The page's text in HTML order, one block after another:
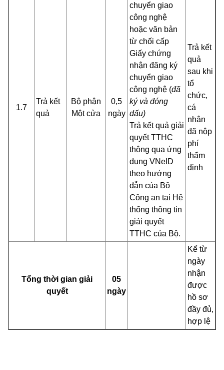
1.7
Trả kết
quả
Bộ phận
Một cửa
0,5
ngày
chuyển giao
công nghệ
hoặc văn bản
từ chối cấp
Giấy chứng
nhận đăng ký
chuyển giao
công nghệ (đã
ký và đóng
dấu)
Trả kết quả giải
quyết TTHC
thông qua ứng
dụng VNeID
theo hướng
dẫn của Bộ
Công an tại Hệ
thống thông tin
giải quyết
TTHC của Bộ.
Trả kết
quả
sau khi
tổ
chức,
cá
nhân
đã nộp
phí
thẩm
định
Tổng thời gian giải
quyết
05
ngày
Kể từ
ngày
nhận
được
hồ sơ
đầy đủ,
hợp lệ